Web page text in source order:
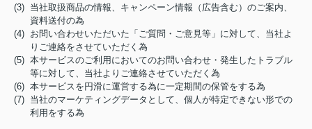
(3) 当社取扱商品の情報、キャンペーン情報（広告含む）のご案内、
資料送付の為
(4) お問い合わせいただいた「ご質問・ご意見等」に対して、当社よ
りご連絡をさせていただく為
(5) 本サービスのご利用においてのお問い合わせ・発生したトラブル
等に対して、当社よりご連絡させていただく為
(6) 本サービスを円滑に運営する為に一定期間の保管をする為
(7) 当社のマーケティングデータとして、個人が特定できない形での
利用をする為